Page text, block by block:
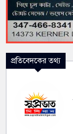
প্রতিবেদকের তথ্য